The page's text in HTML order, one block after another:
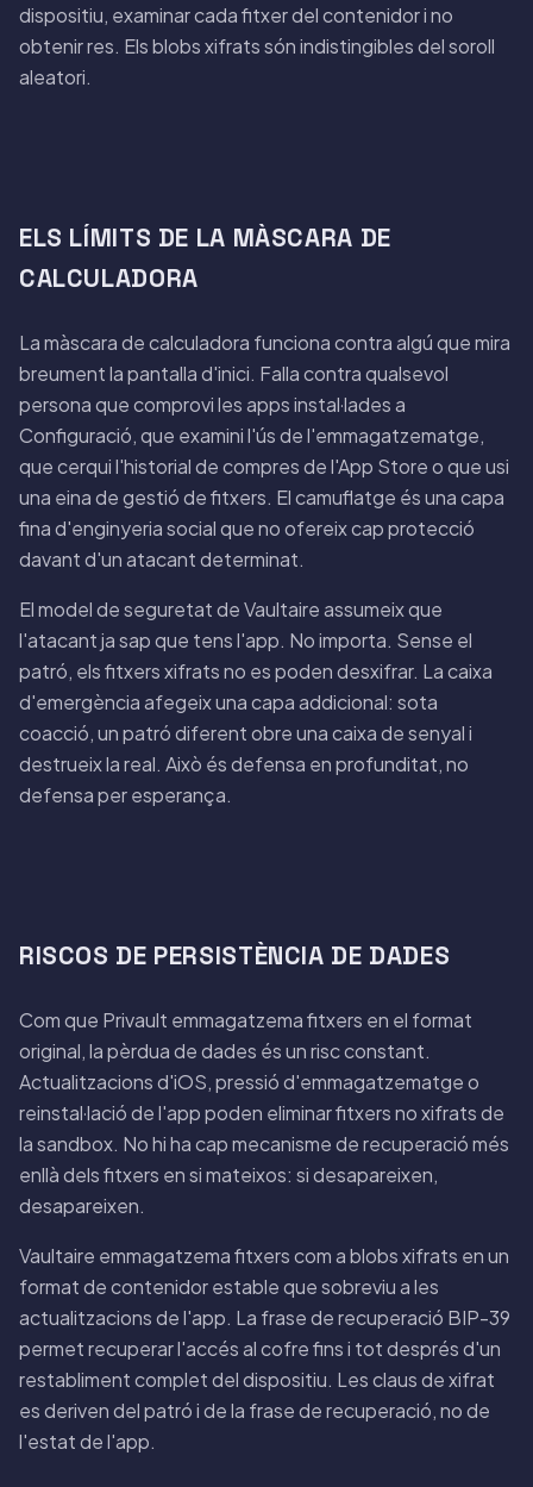
dispositiu, examinar cada fitxer del contenidor i no
obtenir res. Els blobs xifrats són indistingibles del soroll
aleatori.
ELS LÍMITS DE LA MÀSCARA DE
CALCULADORA
La màscara de calculadora funciona contra algú que mira
breument la pantalla d'inici. Falla contra qualsevol
persona que comprovi les apps instal·lades a
Configuració, que examini l'ús de l'emmagatzematge,
que cerqui l'historial de compres de l'App Store o que usi
una eina de gestió de fitxers. El camuflatge és una capa
fina d'enginyeria social que no ofereix cap protecció
davant d'un atacant determinat.
El model de seguretat de Vaultaire assumeix que
l'atacant ja sap que tens l'app. No importa. Sense el
patró, els fitxers xifrats no es poden desxifrar. La caixa
d'emergència afegeix una capa addicional: sota
coacció, un patró diferent obre una caixa de senyal i
destrueix la real. Això és defensa en profunditat, no
defensa per esperança.
RISCOS DE PERSISTÈNCIA DE DADES
Com que Privault emmagatzema fitxers en el format
original, la pèrdua de dades és un risc constant.
Actualitzacions d'iOS, pressió d'emmagatzematge o
reinstal·lació de l'app poden eliminar fitxers no xifrats de
la sandbox. No hi ha cap mecanisme de recuperació més
enllà dels fitxers en si mateixos: si desapareixen,
desapareixen.
Vaultaire emmagatzema fitxers com a blobs xifrats en un
format de contenidor estable que sobreviu a les
actualitzacions de l'app. La frase de recuperació BIP-39
permet recuperar l'accés al cofre fins i tot després d'un
restabliment complet del dispositiu. Les claus de xifrat
es deriven del patró i de la frase de recuperació, no de
l'estat de l'app.